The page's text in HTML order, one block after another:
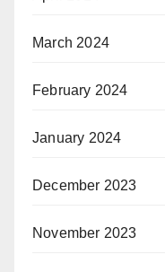
March 2024
February 2024
January 2024
December 2023
November 2023